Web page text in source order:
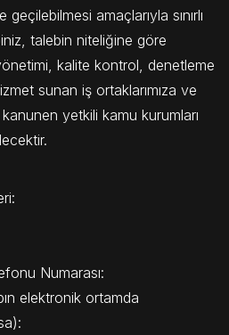
amaçlarıyla sınırlı
talebin niteliğine göre
kalite kontrol, denetleme
sunan iş ortaklarımıza ve
kanunen yetkili kamu kurumları
Numarası:
elektronik ortamda